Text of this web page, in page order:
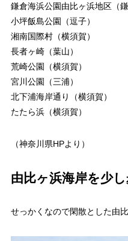
鎌倉海浜公園由比ヶ浜地区（鎌
小坪飯島公園（逗子）
湘南国際村（横須賀）
長者ヶ崎（葉山）
荒崎公園（横須賀）
宮川公園（三浦）
北下浦海岸通り（横須賀）
たたら浜（横須賀）
（神奈川県HPより）
由比ヶ浜海岸を少
せっかくなので閑散とした由